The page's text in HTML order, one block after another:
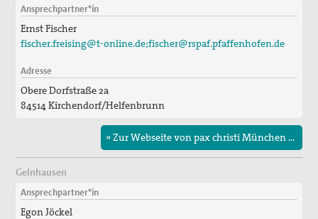
Ansprechpartner*in
Ernst Fischer
fischer.freising@t-online.de;fischer@rspaf.pfaffenhofen.de
Adresse
Obere Dorfstraße 2a
84514 Kirchendorf/Helfenbrunn
» Zur Webseite von pax christi München & Freising
Gelnhausen
Ansprechpartner*in
Egon Jöckel